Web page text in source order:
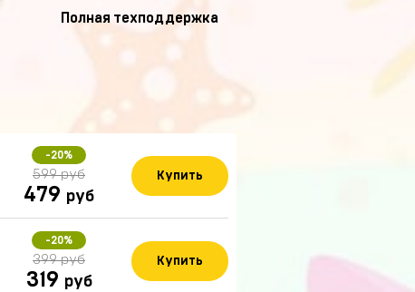
Полная техподдержка
-20%
599 руб
479 руб
Купить
-20%
399 руб
319 руб
Купить